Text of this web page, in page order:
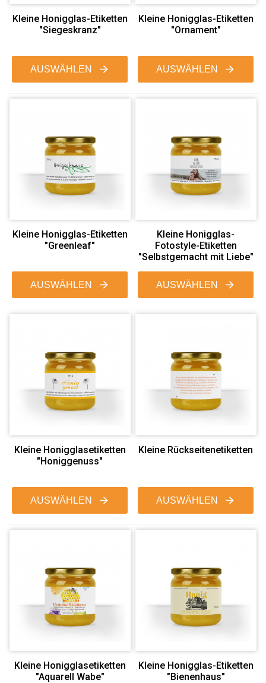
Kleine Honigglas-Etiketten
"Siegeskranz"
AUSWÄHLEN
Kleine Honigglas-Etiketten
"Ornament"
AUSWÄHLEN
Kleine Honigglas-Etiketten
"Greenleaf"
AUSWÄHLEN
Kleine Honigglas-
Fotostyle-Etiketten
"Selbstgemacht mit Liebe"
AUSWÄHLEN
Kleine Honigglasetiketten
"Honiggenuss"
AUSWÄHLEN
Kleine Rückseitenetiketten
AUSWÄHLEN
Kleine Honigglasetiketten
"Aquarell Wabe"
Kleine Honigglas-Etiketten
"Bienenhaus"